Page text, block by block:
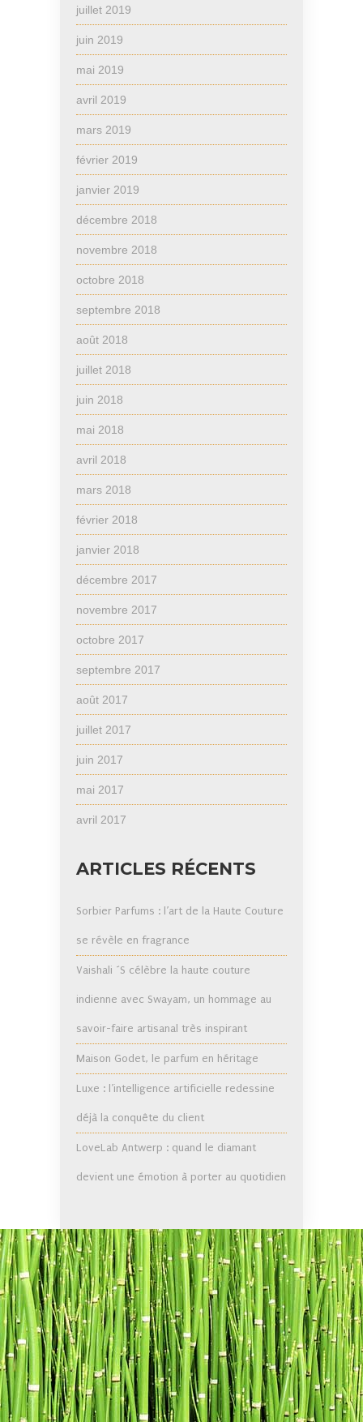
juillet 2019
juin 2019
mai 2019
avril 2019
mars 2019
février 2019
janvier 2019
décembre 2018
novembre 2018
octobre 2018
septembre 2018
août 2018
juillet 2018
juin 2018
mai 2018
avril 2018
mars 2018
février 2018
janvier 2018
décembre 2017
novembre 2017
octobre 2017
septembre 2017
août 2017
juillet 2017
juin 2017
mai 2017
avril 2017
ARTICLES RÉCENTS
Sorbier Parfums : l’art de la Haute Couture
se révèle en fragrance
Vaishali ´S célèbre la haute couture
indienne avec Swayam, un hommage au
savoir-faire artisanal très inspirant
Maison Godet, le parfum en héritage
Luxe : l’intelligence artificielle redessine
déjà la conquête du client
LoveLab Antwerp : quand le diamant
devient une émotion à porter au quotidien